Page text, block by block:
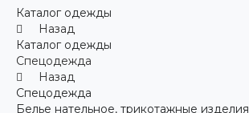
Каталог одежды
Назад
Каталог одежды
Спецодежда
Назад
Спецодежда
Белье нательное, трикотажные изделия